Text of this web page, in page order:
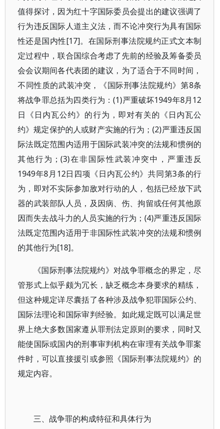
值得探讨，因为红十字国际委员会提出的建议强调了
行为违反国际人道主义法，而不论冲突行为具有国际
性还是国内性[17]。在国际刑事法院规约正式文本制
定过程中，联合国综合考虑了先前的经验及筹备委员
会会议期间各代表团的建议，为了适合于不同时间，
不同性质的武装冲突，《国际刑事法院规约》第8条
将战争罪总括为四类行为：(1)严重破坏1949年8月12
日《日内瓦公约》的行为，即对有关的《日内瓦公
约》规定保护的人或财产实施的行为；(2)严重违反国
际法既定范围内适用于国际武装冲突的法规和惯例的
其他行为；(3)在非国际性武装冲突中，严重违反
1949年8月12日四项《日内瓦公约》共同第3条的行
为，即对不实际参加敌对行动的人，包括已经放下武
器的武装部队人员，及因病、伤、拘留或任何其他原
因而失去战斗力的人员实施的行为；(4)严重违反国际
法既定范围内适用于非国际性武装冲突的法规和惯例
的其他行为[18]。
《国际刑事法院规约》对战争罪概念的界定，尽
管形式上似乎颇为冗长，缺乏概念本身要求的精练，
但这种规定详尽囊括了各种涉及战争犯罪国际公约、
国际法理论和国际审判经验。如此规定既可以满足世
界上绝大多数国家遵从罪刑法定原则的要求，同时又
能使国际或国内的刑事审判机构在审理有关战争罪案
件时，可以直接援引或参照《国际刑事法院规约》的
规定内容。
三、战争罪的构成特征和具体行为